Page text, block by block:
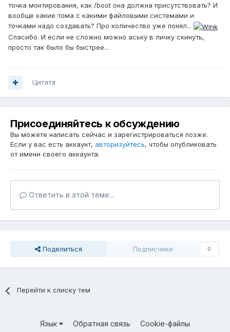
точка монтирования, как /boot она должна присутствовать? И
вообще какие тома с какими файловыми системами и
точками надо создавать? Про количество уже понял...
Спасибо. И если не сложно можно аську в личку скинуть,
просто так было бы быстрее...
Цитата
Присоединяйтесь к обсуждению
Вы можете написать сейчас и зарегистрироваться позже.
Если у вас есть аккаунт, авторизуйтесь, чтобы опубликовать
от имени своего аккаунта.
Ответить в этой теме...
Поделиться Подписчики 0
Перейти к списку тем
Язык Обратная связь Cookie-файлы